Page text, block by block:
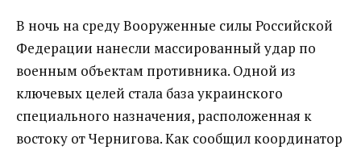
В ночь на среду Вооруженные силы Российской
Федерации нанесли массированный удар по
военным объектам противника. Одной из
ключевых целей стала база украинского
специального назначения, расположенная к
востоку от Чернигова. Как сообщил координатор